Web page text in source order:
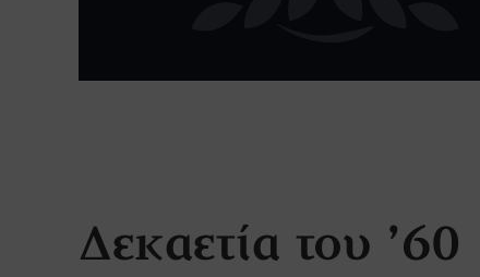
Δεκαετία του ’60